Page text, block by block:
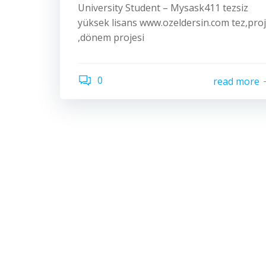
University Student – Mysask411 tezsiz
yüksek lisans www.ozeldersin.com
,dönem projesi
0 read more